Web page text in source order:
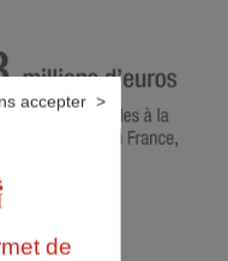
de
accepter